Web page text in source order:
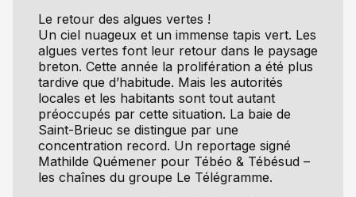
Le retour des algues vertes !
Un ciel nuageux et un immense tapis vert. Les
algues vertes font leur retour dans le paysage
breton. Cette année la prolifération a été plus
tardive que d’habitude. Mais les autorités
locales et les habitants sont tout autant
préoccupés par cette situation. La baie de
Saint-Brieuc se distingue par une
concentration record. Un reportage signé
Mathilde Quémener pour Tébéo & Tébésud –
les chaînes du groupe Le Télégramme.